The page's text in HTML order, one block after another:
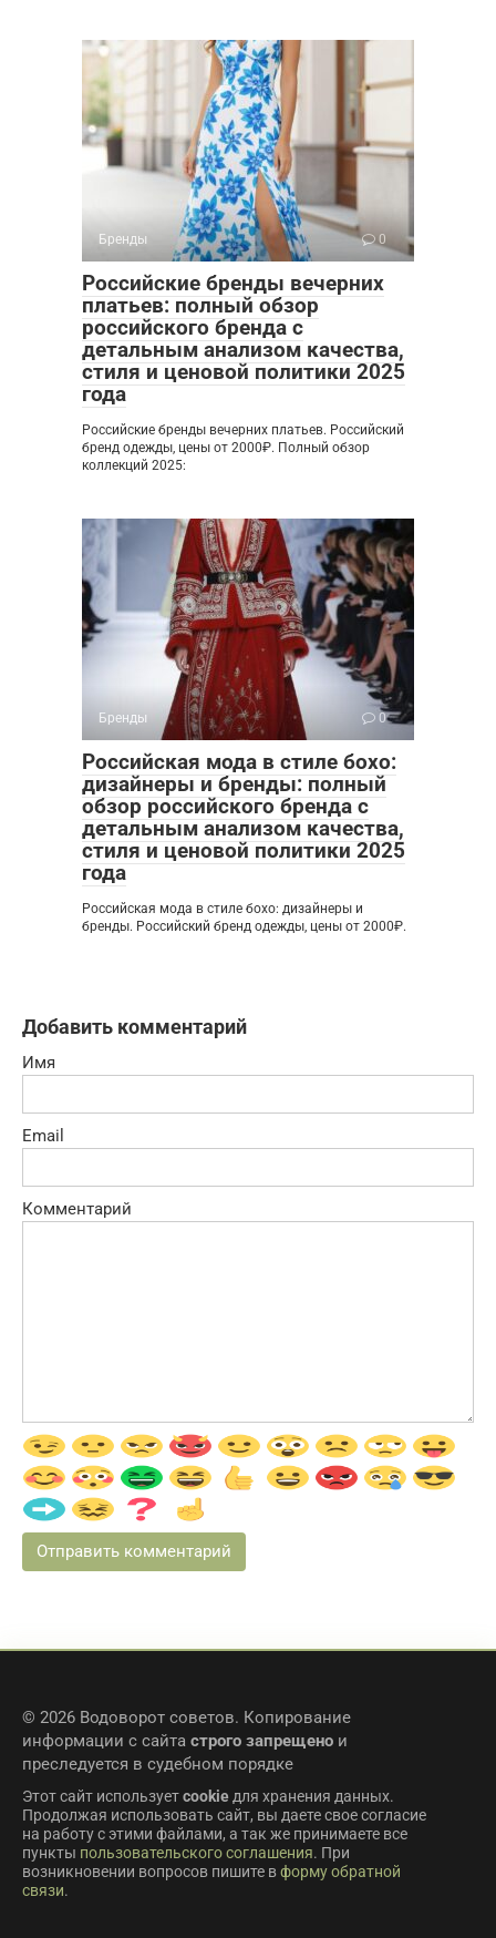
Бренды 0
Российские бренды вечерних
платьев: полный обзор
российского бренда с
детальным анализом качества,
стиля и ценовой политики 2025
года
Российские бренды вечерних платьев. Российский
бренд одежды, цены от 2000₽. Полный обзор
коллекций 2025:
Бренды 0
Российская мода в стиле бохо:
дизайнеры и бренды: полный
обзор российского бренда с
детальным анализом качества,
стиля и ценовой политики 2025
года
Российская мода в стиле бохо: дизайнеры и
бренды. Российский бренд одежды, цены от 2000₽.
Добавить комментарий
Имя
Email
Комментарий
© 2026 Водоворот советов. Копирование
информации с сайта строго запрещено и
преследуется в судебном порядке
Этот сайт используетcookieдля хранения данных.
Продолжая использовать сайт, вы даете свое согласие
на работу с этими файлами, а так же принимаете все
пункты пользовательского соглашения. При
возникновении вопросов пишите вформу обратной
связи.